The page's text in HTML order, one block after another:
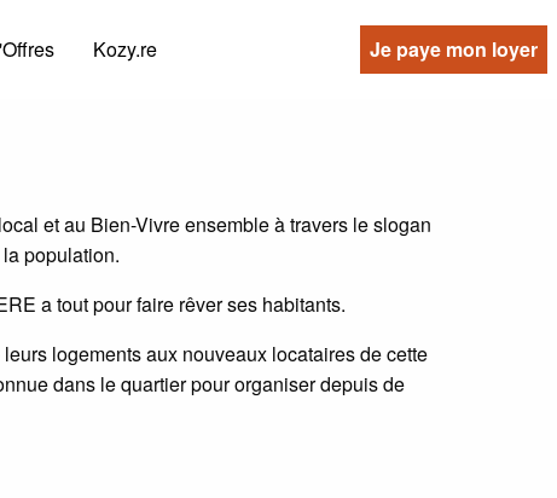
Kozy.re Je paye mon loyer
et au Bien-Vivre ensemble à travers le slogan
population.
a tout pour faire rêver ses habitants.
logements aux nouveaux locataires de cette
dans le quartier pour organiser depuis de